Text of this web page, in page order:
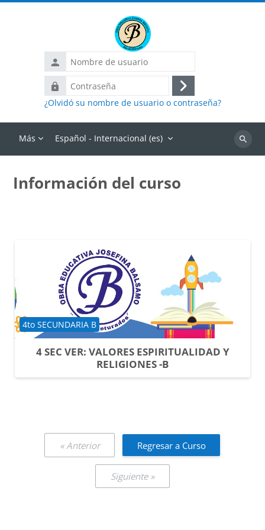
Nombre
de
usuario
Contraseña
Acceder
¿Olvidó su nombre de usuario o contraseña?
Más Español - Internacional ‎(es)‎
Buscar
Información del curso
4 SEC VER: VALORES ESPIRITUALIDAD Y
RELIGIONES -B
Categoría de cursos
4to SECUNDARIA B
« Anterior Regresar a Curso
Siguiente »